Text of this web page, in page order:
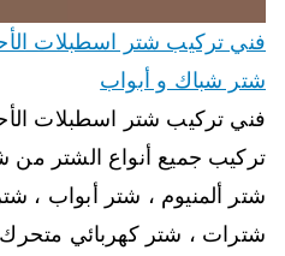
شتر شباك و أبواب
فني تركيب شتر اسطبلات
تركيب جميع أنواع الشتر من
شتر ألمنيوم ، شتر أبواب ،
شترات ، شتر كهربائي متحرك